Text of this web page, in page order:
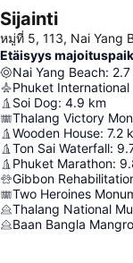
Sijainti
หมู่ที่ 5, 113, Nai Yang
Etäisyys
Nai Yang Beach: 2.7
Phuket
Soi Dog: 4.9 km
Thalang Victory
Wooden House: 7.2
Ton Sai Waterfall:
Phuket Marathon:
Gibbon
Two Heroines
Thalang National
Baan Bangla